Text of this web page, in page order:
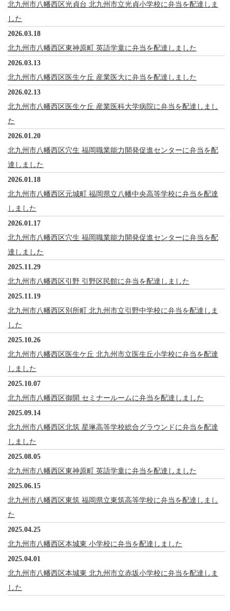
北九州市八幡西区光貞台 北九州市立光貞小学校に弁当を配達しま
した
2026.03.18
北九州市八幡西区東神原町 英語学童に弁当を配達しました
2026.03.13
北九州市八幡西区医生ケ丘 産業医大に弁当を配達しました
2026.02.13
北九州市八幡西区医生ケ丘 産業医科大学病院に弁当を配達しまし
た
2026.01.20
北九州市八幡西区穴生 福岡職業能力開発促進センターに弁当を配
達しました
2026.01.18
北九州市八幡西区元城町 福岡県立八幡中央高等学校に弁当を配達
しました
2026.01.17
北九州市八幡西区穴生 福岡職業能力開発促進センターに弁当を配
達しました
2025.11.29
北九州市八幡西区引野 引野区民館に弁当を配達しました
2025.11.19
北九州市八幡西区別所町 北九州市立引野中学校に弁当を配達しま
した
2025.10.26
北九州市八幡西区医生ケ丘 北九州市立医生丘小学校に弁当を配達
しました
2025.10.07
北九州市八幡西区御開 セミナールームに弁当を配達しました
2025.09.14
北九州市八幡西区北筑 星琳高等学校総合グラウンドに弁当を配達
しました
2025.08.05
北九州市八幡西区東神原町 英語学童に弁当を配達しました
2025.06.15
北九州市八幡西区東筑 福岡県立東筑高等学校に弁当を配達しまし
た
2025.04.25
北九州市八幡西区本城東 小学校に弁当を配達しました
2025.04.01
北九州市八幡西区本城東 北九州市立赤坂小学校に弁当を配達しま
した